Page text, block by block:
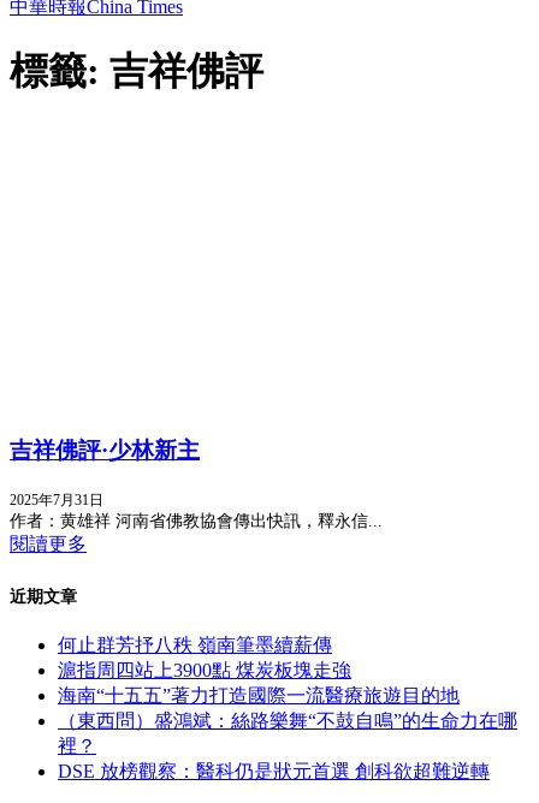
中華時報China Times
標籤: 吉祥佛評
吉祥佛評·少林新主
2025年7月31日
作者：黄雄祥 河南省佛教協會傳出快訊，釋永信...
閱讀更多
近期文章
何止群芳抒八秩 嶺南筆墨續薪傳
滬指周四站上3900點 煤炭板塊走強
海南“十五五”著力打造國際一流醫療旅遊目的地
（東西問）盛鴻斌：絲路樂舞“不鼓自鳴”的生命力在哪
裡？
DSE 放榜觀察：醫科仍是狀元首選 創科欲超難逆轉